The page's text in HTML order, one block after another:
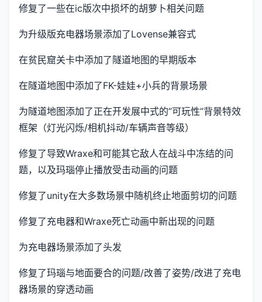
修复了一些在ic版次中损坏的胡萝卜相关问题
为升级版充电器场景添加了Lovense兼容式
在贫民窟关卡中添加了隧道地图的早期版本
在隧道地图中添加了FK-娃娃+小兵的背景场景
为隧道地图添加了正在开发展中式的”可玩性”背景特效
框架（灯光闪烁/相机抖动/车辆声音等级）
修复了导致Wraxe和可能其它敌人在战斗中冻结的问
题，以及玛瑙停止播放受击动画的问题
修复了unity在大多数场景中随机终止地面剪切的问题
修复了充电器和Wraxe死亡动画中新出现的问题
为充电器场景添加了头发
修复了玛瑙与地面要合的问题/改善了姿势/改进了充电
器场景的穿透动画